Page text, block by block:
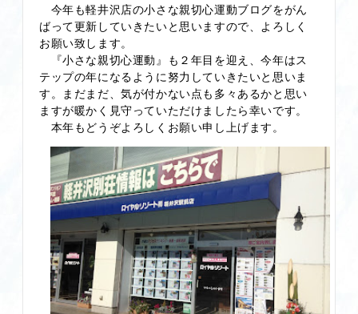
今年も軽井沢店の小さな親切心運動ブログをがん
ばって更新していきたいと思いますので、よろしく
お願い致します。
『小さな親切心運動』も２年目を迎え、今年はス
テップの年になるように努力していきたいと思いま
す。まだまだ、気が付かない点も多々あるかと思い
ますが暖かく見守っていただけましたら幸いです。
本年もどうぞよろしくお願い申し上げます。